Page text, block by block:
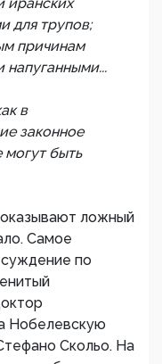
для трупов;
причинам
напуганными...
в
законное
быть
ложный
Самое
по
Нобелевскую
Скольо. На